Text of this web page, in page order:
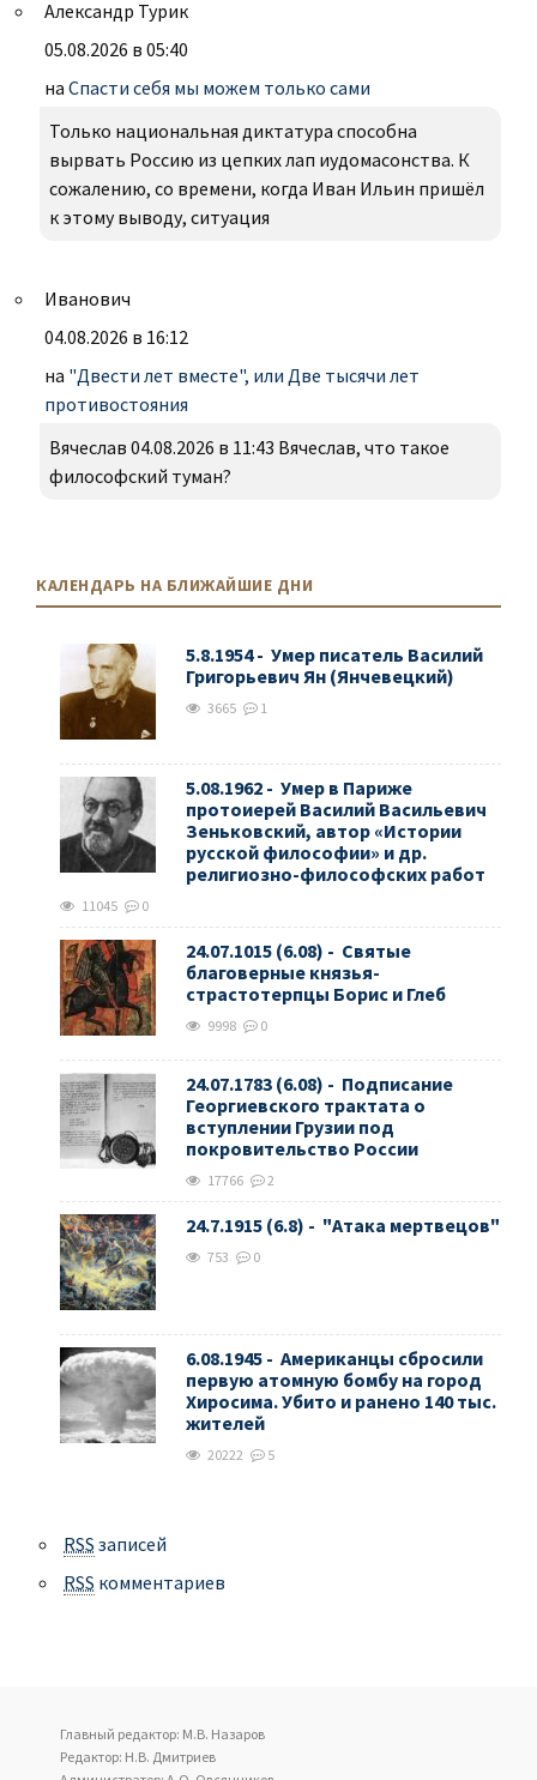
Александр Турик
05.08.2026 в 05:40
на Спасти себя мы можем только сами
Только национальная диктатура способна
вырвать Россию из цепких лап иудомасонства. К
сожалению, со времени, когда Иван Ильин пришёл
к этому выводу, ситуация
Иванович
04.08.2026 в 16:12
на "Двести лет вместе", или Две тысячи лет
противостояния
Вячеслав 04.08.2026 в 11:43 Вячеслав, что такое
философский туман?
КАЛЕНДАРЬ НА БЛИЖАЙШИЕ ДНИ
5.8.1954 - Умер писатель Василий
Григорьевич Ян (Янчевецкий)
3665 1
5.08.1962 - Умер в Париже
протоиерей Василий Васильевич
Зеньковский, автор «Истории
русской философии» и др.
религиозно-философских работ
11045 0
24.07.1015 (6.08) - Святые
благоверные князья-
страстотерпцы Борис и Глеб
9998 0
24.07.1783 (6.08) - Подписание
Георгиевского трактата о
вступлении Грузии под
покровительство России
17766 2
24.7.1915 (6.8) - "Атака мертвецов"
753 0
6.08.1945 - Американцы сбросили
первую атомную бомбу на город
Хиросима. Убито и ранено 140 тыс.
жителей
20222 5
RSS записей
RSS комментариев
Главный редактор: М.В. Назаров
Редактор: Н.В. Дмитриев